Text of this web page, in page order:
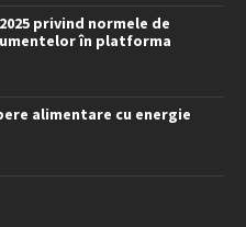
privind normele de
în platforma
alimentare cu energie